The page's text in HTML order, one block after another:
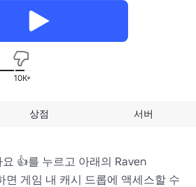
10K+
상점 서버
👍를 누르고 아래의 Raven
면 게임 내 캐시 드롭에 액세스할 수